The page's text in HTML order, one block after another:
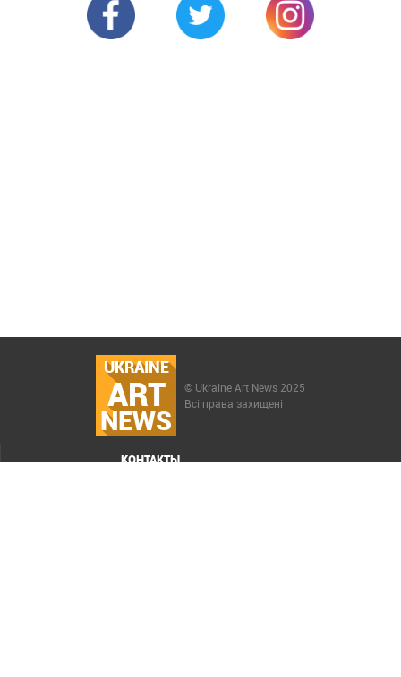
UKRAINE
ART
NEWS
© Ukraine Art News 2025
Всі права захищені
КОНТАКТЫ